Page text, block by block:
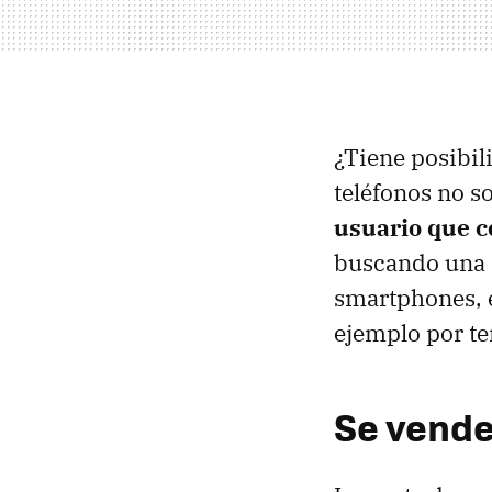
¿Tiene
teléfonos no
usuario que
buscando
smartphones,
ejemplo por
Se